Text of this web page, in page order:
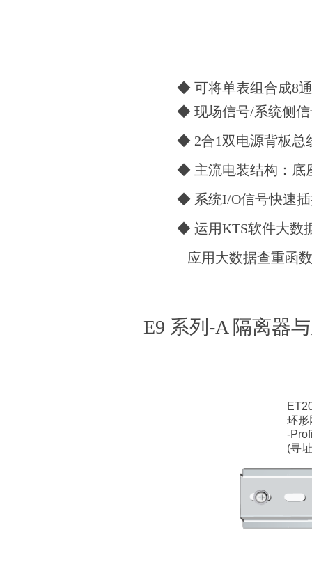
环形
-
(寻
◆ 可将单表组合成8
◆ 现场信号/系统侧
◆ 2合1双电源背板总
◆ 主流电装结构：底
◆ 系统I/O信号快速
◆ 运用KTS软件大数
应用大数据查重函
E9 系列-A 隔离器